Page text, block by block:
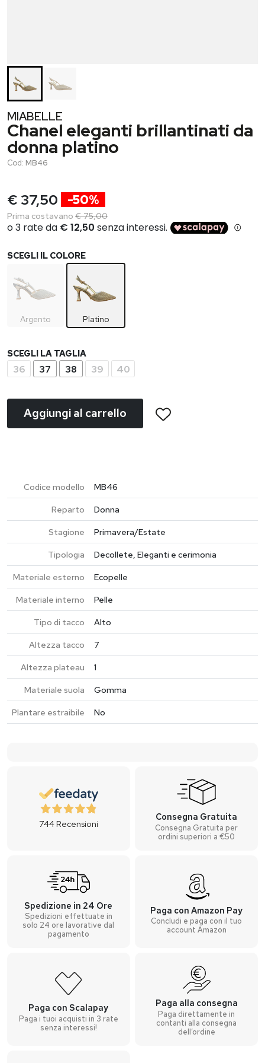
MIABELLE
Chanel eleganti brillantinati da
donna platino
Cod: MB46
€ 37,50 -50%
Prima costavano € 75,00
SCEGLI IL COLORE
Argento Platino
SCEGLI LA TAGLIA
36 37 38 39 40
Aggiungi al carrello
Codice modello
MB46
Reparto
Donna
Stagione
Primavera/Estate
Tipologia
Decollete, Eleganti e cerimonia
Materiale esterno
Ecopelle
Materiale interno
Pelle
Tipo di tacco
Alto
Altezza tacco
7
Altezza plateau
1
Materiale suola
Gomma
Plantare estraibile
No
744Recensioni
Consegna Gratuita
Consegna Gratuita per
ordini superiori a €50
Spedizione in 24 Ore
Spedizioni effettuate in
solo 24 ore lavorative dal
pagamento
Paga con Amazon Pay
Concludi e paga con il tuo
account Amazon
Paga con Scalapay
Paga i tuoi acquisti in 3 rate
senza interessi!
Paga alla consegna
Paga direttamente in
contanti alla consegna
dell’ordine